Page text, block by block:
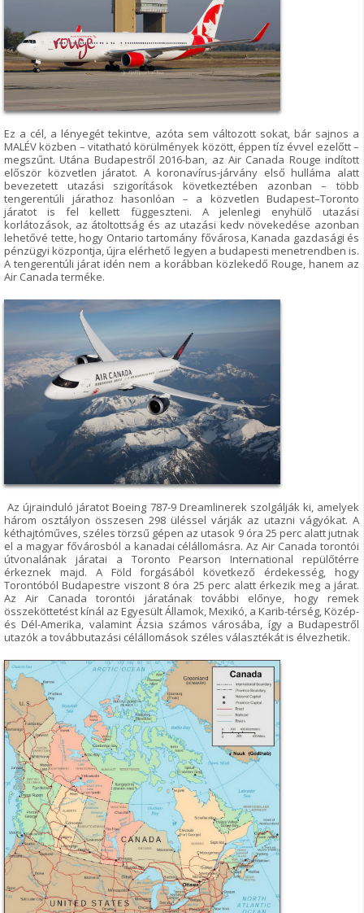
Ez a cél, a lényegét tekintve, azóta sem változott sokat, bár sajnos a
MALÉV közben – vitatható körülmények között, éppen tíz évvel ezelőtt –
megszűnt. Utána Budapestről 2016-ban, az Air Canada Rouge indított
először közvetlen járatot. A koronavírus-járvány első hulláma alatt
bevezetett utazási szigorítások következtében azonban – több
tengerentúli járathoz hasonlóan – a közvetlen Budapest–Toronto
járatot is fel kellett függeszteni. A jelenlegi enyhülő utazási
korlátozások, az átoltottság és az utazási kedv növekedése azonban
lehetővé tette, hogy Ontario tartomány fővárosa, Kanada gazdasági és
pénzügyi központja, újra elérhető legyen a budapesti menetrendben is.
A tengerentúli járat idén nem a korábban közlekedő Rouge, hanem az
Air Canada terméke.
Az újrainduló járatot Boeing 787-9 Dreamlinerek szolgálják ki, amelyek
három osztályon összesen 298 üléssel várják az utazni vágyókat. A
kéthajtóműves, széles törzsű gépen az utasok 9 óra 25 perc alatt jutnak
el a magyar fővárosból a kanadai célállomásra. Az Air Canada torontói
útvonalának járatai a Toronto Pearson International repülőtérre
érkeznek majd. A Föld forgásából következő érdekesség, hogy
Torontóból Budapestre viszont 8 óra 25 perc alatt érkezik meg a járat.
Az Air Canada torontói járatának további előnye, hogy remek
összeköttetést kínál az Egyesült Államok, Mexikó, a Karib-térség, Közép-
és Dél-Amerika, valamint Ázsia számos városába, így a Budapestről
utazók a továbbutazási célállomások széles választékát is élvezhetik.